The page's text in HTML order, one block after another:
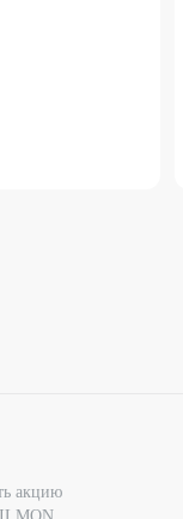
акцию